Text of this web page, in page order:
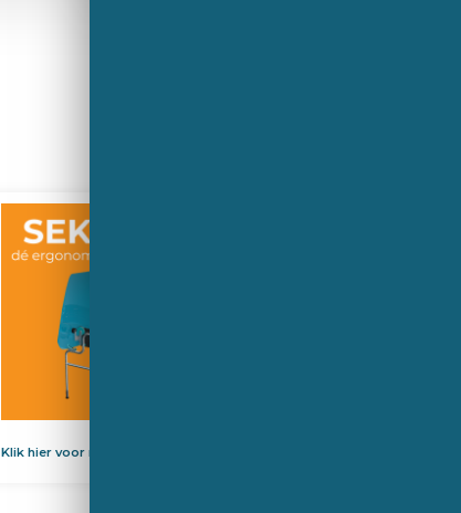
Klik hier voor meer informatie